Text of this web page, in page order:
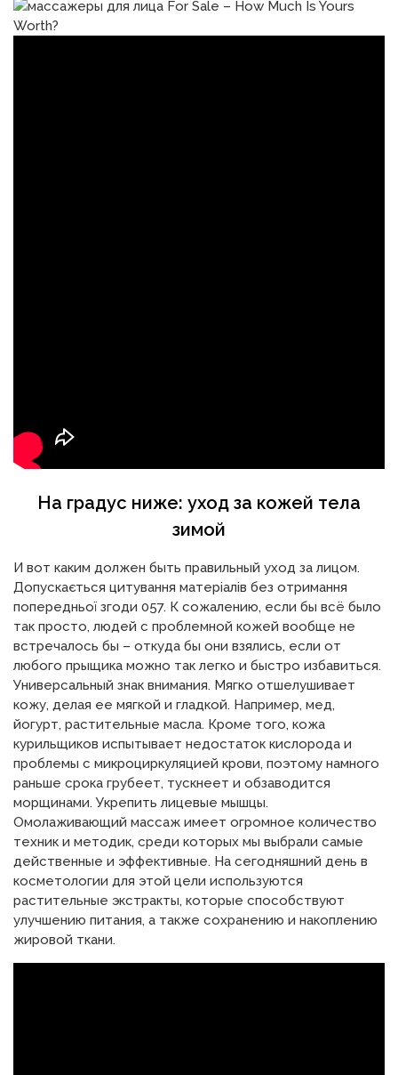
На градус ниже: уход за кожей тела
зимой
И вот каким должен быть правильный уход за лицом.
Допускається цитування матеріалів без отримання
попередньої згоди 057. К сожалению, если бы всё было
так просто, людей с проблемной кожей вообще не
встречалось бы – откуда бы они взялись, если от
любого прыщика можно так легко и быстро избавиться.
Универсальный знак внимания. Мягко отшелушивает
кожу, делая ее мягкой и гладкой. Например, мед,
йогурт, растительные масла. Кроме того, кожа
курильщиков испытывает недостаток кислорода и
проблемы с микроциркуляцией крови, поэтому намного
раньше срока грубеет, тускнеет и обзаводится
морщинами. Укрепить лицевые мышцы.
Омолаживающий массаж имеет огромное количество
техник и методик, среди которых мы выбрали самые
действенные и эффективные. На сегодняшний день в
косметологии для этой цели используются
растительные экстракты, которые способствуют
улучшению питания, а также сохранению и накоплению
жировой ткани.